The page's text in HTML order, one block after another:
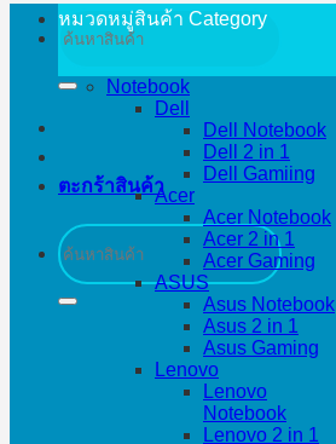
ค้นหา:
ตะกร้าสินค้า
ค้นหา:
หมวดหมู่สินค้า Category
Notebook
Dell
Dell Notebook
Dell 2 in 1
Dell Gamiing
Acer
Acer Notebook
Acer 2 in 1
Acer Gaming
ASUS
Asus Notebook
Asus 2 in 1
Asus Gaming
Lenovo
Lenovo
Notebook
Lenovo 2 in 1